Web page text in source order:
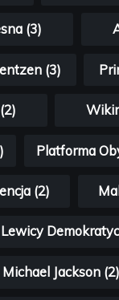
(3)
(3)
Platforma
(2)
Michael Jackson (2)